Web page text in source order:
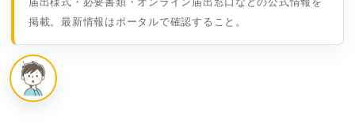
掲載。最新情報はポータルで確認すること。